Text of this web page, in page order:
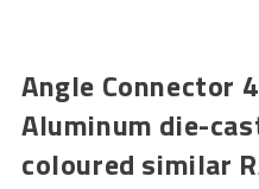
Angle Connector
Aluminum die-
coloured similar